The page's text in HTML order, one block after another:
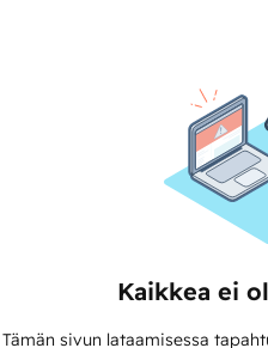
Kaikkea ei
Tämän sivun lataamisessa